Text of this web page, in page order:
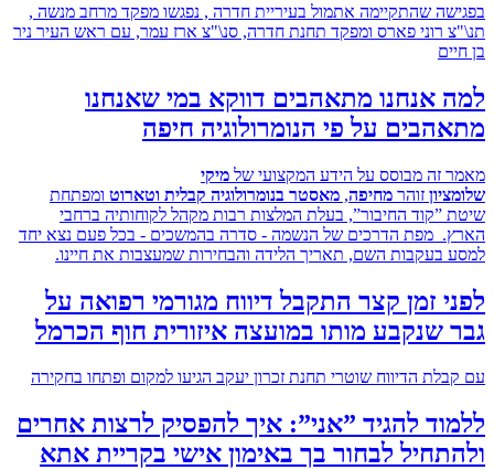
שהתקיימה אתמול בעיריית חדרה , נפגשו מפקד מרחב מנשה ,
רוני פארס ומפקד תחנת חדרה, סנ\"צ ארז עמר, עם ראש העיר ניר
אנחנו מתאהבים דווקא במי שאנחנו
על פי הנומרולוגיה חיפה
זה מבוסס על הידע המקצועי שלמיקי
זוהרמחיפה ,מאסטר בנומרולוגיה קבלית וטארוטומפתחת
החיבור”, בעלת המלצות רבות מקהל לקוחותיה ברחבי
מפת הדרכים של הנשמה - סדרה בהמשכים - בכל פעם נצא יחד
השם, תאריך הלידה והבחירות שמעצבות את חיינו.
זמן קצר התקבל דיווח מגורמי רפואה על
שנקבע מותו במועצה איזורית חוף הכרמל
הדיווח שוטרי תחנת זכרון יעקב הגיעו למקום ופתחו בחקירה
להגיד ”אני”: איך להפסיק לרצות אחרים
לבחור בך באימון אישי בקריית אתא